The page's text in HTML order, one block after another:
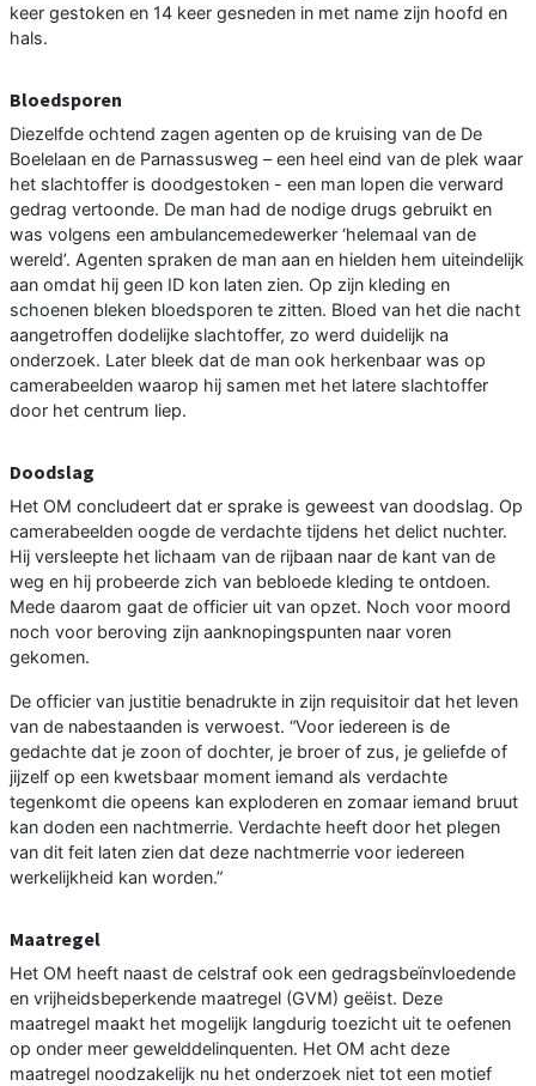
keer gestoken en 14 keer gesneden in met name zijn hoofd en
hals.
Bloedsporen
Diezelfde ochtend zagen agenten op de kruising van de De
Boelelaan en de Parnassusweg – een heel eind van de plek waar
het slachtoffer is doodgestoken - een man lopen die verward
gedrag vertoonde. De man had de nodige drugs gebruikt en
was volgens een ambulancemedewerker ‘helemaal van de
wereld’. Agenten spraken de man aan en hielden hem uiteindelijk
aan omdat hij geen ID kon laten zien. Op zijn kleding en
schoenen bleken bloedsporen te zitten. Bloed van het die nacht
aangetroffen dodelijke slachtoffer, zo werd duidelijk na
onderzoek. Later bleek dat de man ook herkenbaar was op
camerabeelden waarop hij samen met het latere slachtoffer
door het centrum liep.
Doodslag
Het OM concludeert dat er sprake is geweest van doodslag. Op
camerabeelden oogde de verdachte tijdens het delict nuchter.
Hij versleepte het lichaam van de rijbaan naar de kant van de
weg en hij probeerde zich van bebloede kleding te ontdoen.
Mede daarom gaat de officier uit van opzet. Noch voor moord
noch voor beroving zijn aanknopingspunten naar voren
gekomen.
De officier van justitie benadrukte in zijn requisitoir dat het leven
van de nabestaanden is verwoest. “Voor iedereen is de
gedachte dat je zoon of dochter, je broer of zus, je geliefde of
jijzelf op een kwetsbaar moment iemand als verdachte
tegenkomt die opeens kan exploderen en zomaar iemand bruut
kan doden een nachtmerrie. Verdachte heeft door het plegen
van dit feit laten zien dat deze nachtmerrie voor iedereen
werkelijkheid kan worden.”
Maatregel
Het OM heeft naast de celstraf ook een gedragsbeïnvloedende
en vrijheidsbeperkende maatregel (GVM) geëist. Deze
maatregel maakt het mogelijk langdurig toezicht uit te oefenen
op onder meer gewelddelinquenten. Het OM acht deze
maatregel noodzakelijk nu het onderzoek niet tot een motief